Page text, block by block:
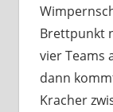
Brettpunkt
vier Teams
dann
Kracher